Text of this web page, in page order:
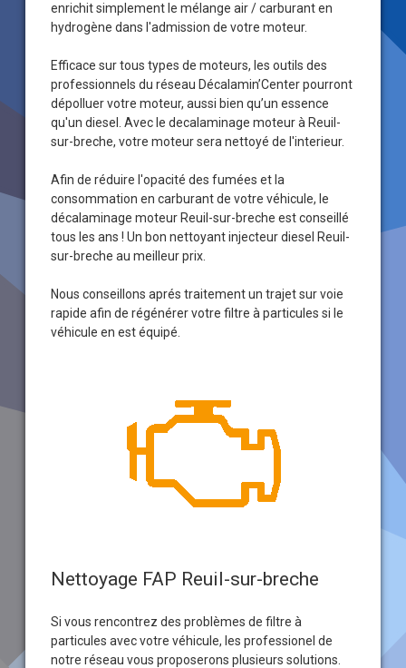
enrichit simplement le mélange air / carburant en
hydrogène dans l'admission de votre moteur.
Efficace sur tous types de moteurs, les outils des
professionnels du réseau Décalamin’Center pourront
dépolluer votre moteur, aussi bien qu’un essence
qu'un diesel. Avec le decalaminage moteur à Reuil-
sur-breche, votre moteur sera nettoyé de l'interieur.
Afin de réduire l'opacité des fumées et la
consommation en carburant de votre véhicule, le
décalaminage moteur Reuil-sur-breche est conseillé
tous les ans ! Un bon nettoyant injecteur diesel Reuil-
sur-breche au meilleur prix.
Nous conseillons aprés traitement un trajet sur voie
rapide afin de régénérer votre filtre à particules si le
véhicule en est équipé.
Nettoyage FAP Reuil-sur-breche
Si vous rencontrez des problèmes de filtre à
particules avec votre véhicule, les professionel de
notre réseau vous proposerons plusieurs solutions.